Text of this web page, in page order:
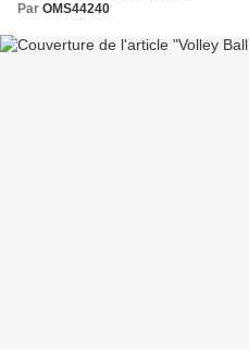
Par OMS44240